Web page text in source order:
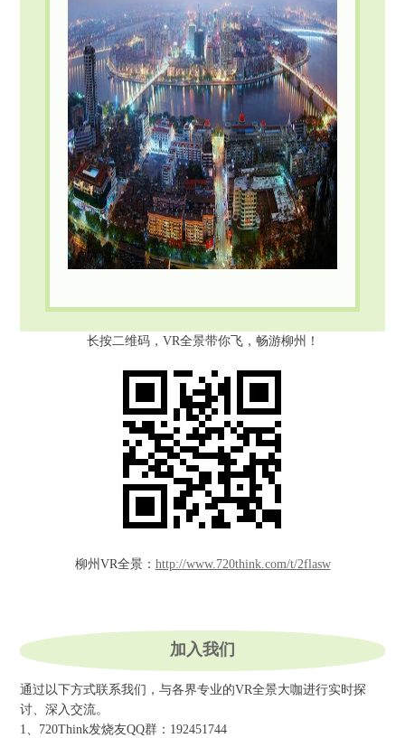
长按二维码，VR全景带你飞，畅游柳州！
柳州VR全景： http://www.720think.com/t/2flasw
加入我们
通过以下方式联系我们，与各界专业的VR全景大咖进行实时探
讨、深入交流。
1、720Think发烧友QQ群：192451744